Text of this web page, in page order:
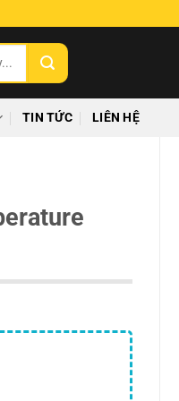
TIN TỨC LIÊN HỆ